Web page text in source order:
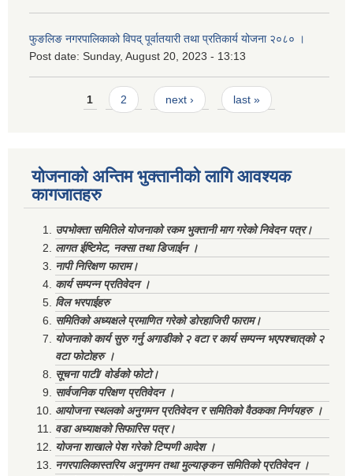
फुङलिङ नगरपालिकाको विपद् पूर्वातयारी तथा प्रतिकार्य योजना २०८० ।
Post date: Sunday, August 20, 2023 - 13:13
Pages1 2 next › last »
योजनाको अन्तिम भुक्तानीको लागि आवश्यक
कागजातहरु
उपभोक्ता समितिले योजनाको रकम भुक्तानी माग गरेको निवेदन पत्र।
लागत ईष्टिमेट, नक्सा तथा डिजाईन ।
नापी निरिक्षण फाराम।
कार्य सम्पन्न प्रतिवेदन ।
विल भरपाईहरु
समितिको अध्यक्षले प्रमाणित गरेको डोरहाजिरी फाराम।
योजनाको कार्य सुरु गर्नु अगाडीको २ वटा र कार्य सम्पन्न भएपश्चात्‌को २
वटा फोटोहरु ।
सूचना पाटी/ वोर्डको फोटो।
सार्वजनिक परिक्षण प्रतिवेदन ।
आयोजना स्थलको अनुगमन प्रतिवेदन र समितिको वैठकका निर्णयहरु ।
वडा अध्याक्षको सिफारिस पत्र।
योजना शाखाले पेश गरेको टिप्पणी आदेश ।
नगरपालिकास्तरिय अनुगमन तथा मुल्याङ्कन समितिको प्रतिवेदन ।